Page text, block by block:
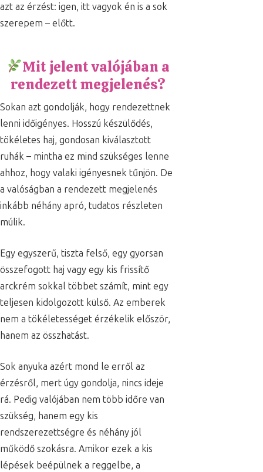
azt az érzést: igen, itt vagyok én is a sok
szerepem – előtt.
Mit jelent valójában a
rendezett megjelenés?
Sokan azt gondolják, hogy rendezettnek
lenni időigényes. Hosszú készülődés,
tökéletes haj, gondosan kiválasztott
ruhák – mintha ez mind szükséges lenne
ahhoz, hogy valaki igényesnek tűnjön. De
a valóságban a rendezett megjelenés
inkább néhány apró, tudatos részleten
múlik.
Egy egyszerű, tiszta felső, egy gyorsan
összefogott haj vagy egy kis frissítő
arckrém sokkal többet számít, mint egy
teljesen kidolgozott külső. Az emberek
nem a tökéletességet érzékelik először,
hanem az összhatást.
Sok anyuka azért mond le erről az
érzésről, mert úgy gondolja, nincs ideje
rá. Pedig valójában nem több időre van
szükség, hanem egy kis
rendszerezettségre és néhány jól
működő szokásra. Amikor ezek a kis
lépések beépülnek a reggelbe, a